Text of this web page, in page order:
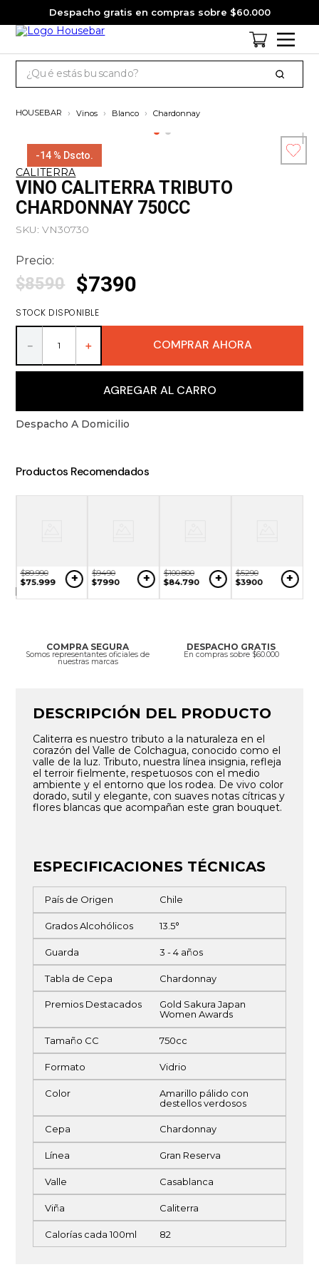
Despacho gratis en compras sobre $60.000
jack daniels
3.
jagermeister
4 .
pack
5.
miniatura
7 .
whisky
9.
packs
10
miniaturas
Vinos Blanco Chardonnay
-14 % Dscto.
CALITERRA
VINO CALITERRA TRIBUTO
CHARDONNAY 750CC
SKU:VN30730
Precio:
$8590 $7390
STOCK DISPONIBLE
＋
－ COMPRAR AHORA
AGREGAR AL CARRO
Despacho A Domicilio
Productos Recomendados
$89.990
$75.999 + $9490
$7990 + $100.800
$84.790 + $5290
$3900 +
COMPRA SEGURA
Somos representantes oficiales de
nuestras marcas
DESPACHO GRATIS
En compras sobre $60.000
DESCRIPCIÓN DEL PRODUCTO
Caliterra es nuestro tributo a la naturaleza en el
corazón del Valle de Colchagua, conocido como el
valle de la luz. Tributo, nuestra línea insignia, refleja
el terroir fielmente, respetuosos con el medio
ambiente y el entorno que los rodea. De vivo color
dorado, sutil y elegante, con suaves notas cítricas y
flores blancas que acompañan este gran bouquet.
ESPECIFICACIONES TÉCNICAS
País de Origen Chile
Grados Alcohólicos 13.5°
Guarda 3 - 4 años
Tabla de Cepa Chardonnay
Premios Destacados
Gold Sakura Japan
Women Awards
Tamaño CC 750cc
Formato Vidrio
Color
Amarillo pálido con
destellos verdosos
Cepa Chardonnay
Línea Gran Reserva
Valle Casablanca
Viña Caliterra
Calorías cada 100ml 82